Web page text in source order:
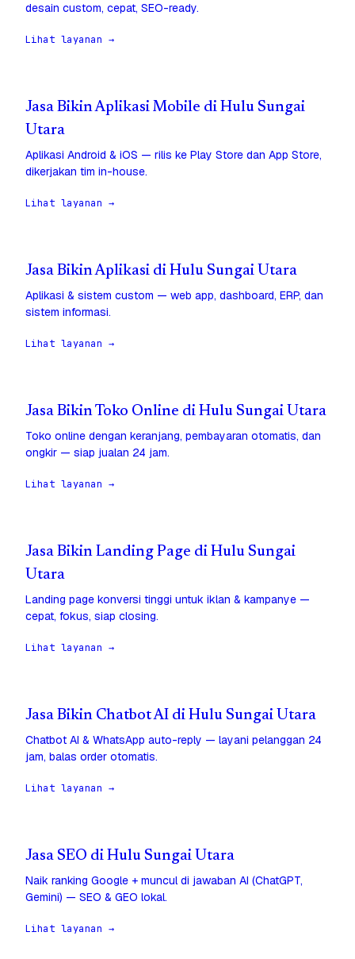
desain custom, cepat, SEO-ready.
Lihat layanan →
Jasa Bikin Aplikasi Mobile di Hulu Sungai
Utara
Aplikasi Android & iOS — rilis ke Play Store dan App Store,
dikerjakan tim in-house.
Lihat layanan →
Jasa Bikin Aplikasi di Hulu Sungai Utara
Aplikasi & sistem custom — web app, dashboard, ERP, dan
sistem informasi.
Lihat layanan →
Jasa Bikin Toko Online di Hulu Sungai Utara
Toko online dengan keranjang, pembayaran otomatis, dan
ongkir — siap jualan 24 jam.
Lihat layanan →
Jasa Bikin Landing Page di Hulu Sungai
Utara
Landing page konversi tinggi untuk iklan & kampanye —
cepat, fokus, siap closing.
Lihat layanan →
Jasa Bikin Chatbot AI di Hulu Sungai Utara
Chatbot AI & WhatsApp auto-reply — layani pelanggan 24
jam, balas order otomatis.
Lihat layanan →
Jasa SEO di Hulu Sungai Utara
Naik ranking Google + muncul di jawaban AI (ChatGPT,
Gemini) — SEO & GEO lokal.
Lihat layanan →